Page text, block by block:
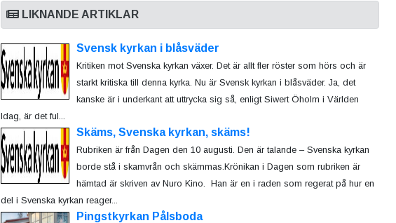
LIKNANDE ARTIKLAR
Svensk kyrkan i blåsväder
Kritiken mot Svenska kyrkan växer. Det är allt fler röster som hörs och är
starkt kritiska till denna kyrka. Nu är Svensk kyrkan i blåsväder. Ja, det
kanske är i underkant att uttrycka sig så, enligt Siwert Öholm i Världen
Idag, är det ful...
Skäms, Svenska kyrkan, skäms!
Rubriken är från Dagen den 10 augusti. Den är talande – Svenska kyrkan
borde stå i skamvrån och skämmas.Krönikan i Dagen som rubriken är
hämtad är skriven av Nuro Kino. Han är en i raden som regerat på hur en
del i Svenska kyrkan reager...
Pingstkyrkan Pålsboda